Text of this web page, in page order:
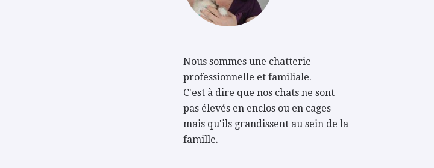
Nous sommes une chatterie
professionnelle et familiale.
C'est à dire que nos chats ne sont
pas élevés en enclos ou en cages
mais qu'ils grandissent au sein de la
famille.